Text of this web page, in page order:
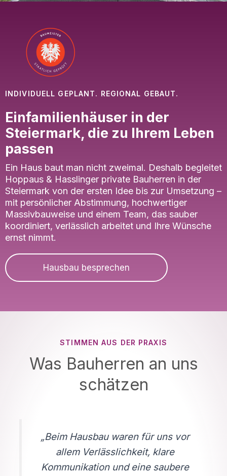
INDIVIDUELL GEPLANT. REGIONAL GEBAUT.
Einfamilienhäuser in der
Steiermark, die zu Ihrem Leben
passen
Ein Haus baut man nicht zweimal. Deshalb begleitet
Hoppaus & Hasslinger private Bauherren in der
Steiermark von der ersten Idee bis zur Umsetzung –
mit persönlicher Abstimmung, hochwertiger
Massivbauweise und einem Team, das sauber
koordiniert, verlässlich arbeitet und Ihre Wünsche
ernst nimmt.
Hausbau besprechen
STIMMEN AUS DER PRAXIS
Was Bauherren an uns
schätzen
„Beim Hausbau waren für uns vor
allem Verlässlichkeit, klare
Kommunikation und eine saubere